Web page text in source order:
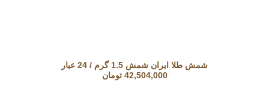
شمش طلا ایران شمش 1.5 گرم / 24 عیار
42,504,000 تومان